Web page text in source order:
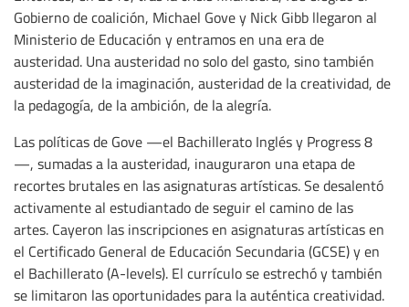
Gobierno de coalición, Michael Gove y Nick Gibb llegaron al
Ministerio de Educación y entramos en una era de
austeridad. Una austeridad no solo del gasto, sino también
austeridad de la imaginación, austeridad de la creatividad, de
la pedagogía, de la ambición, de la alegría.
Las políticas de Gove —el Bachillerato Inglés y Progress 8
—, sumadas a la austeridad, inauguraron una etapa de
recortes brutales en las asignaturas artísticas. Se desalentó
activamente al estudiantado de seguir el camino de las
artes. Cayeron las inscripciones en asignaturas artísticas en
el Certificado General de Educación Secundaria (GCSE) y en
el Bachillerato (A-levels). El currículo se estrechó y también
se limitaron las oportunidades para la auténtica creatividad.